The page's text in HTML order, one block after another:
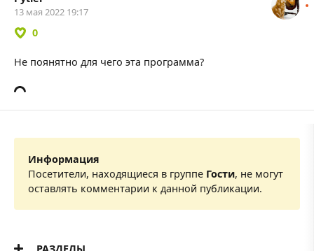
13 мая 2022 19:17
0
Не поянятно для чего эта программа?
Информация
Посетители, находящиеся в группе Гости, не могут
оставлять комментарии к данной публикации.